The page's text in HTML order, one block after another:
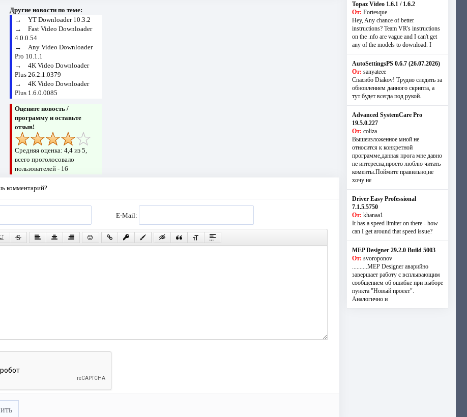
Другие новости по теме:
→YT Downloader 10.3.2
→Fast Video Downloader
4.0.0.54
→Any Video Downloader
Pro 10.1.1
→4K Video Downloader
Plus 26.2.1.0379
→4K Video Downloader
Plus 1.6.0.0085
Оцените новость /
программу и оставьте
отзыв!
Средняя оценка:4,4 из 5,
всего проголосовало
пользователей - 16
комментарий?
E-Mail:
Topaz Video 1.6.1 / 1.6.2
От: Fortesque
Hey, Any chance of better
instructions? Team VR's instructions
on the .nfo are vague and I can't get
any of the models to download. I
AutoSettingsPS 0.6.7 (26.07.2026)
От: sanyateee
Спасибо Diakov! Трудно следить за
обновлением данного скрипта, а
тут будет всегда под рукой.
Advanced SystemCare Pro
19.5.0.227
От: coliza
Вышеизложенное мной не
относится к конкретной
программе,данная прога мне давно
не интересна,просто люблю читать
коменты.Поймите правильно,не
хочу не
Driver Easy Professional
7.1.5.5750
От: khanaa1
It has a speed limiter on there - how
can I get around that speed issue?
MEP Designer 29.2.0 Build 5003
От: svoroponov
..........MEP Designer аварийно
завершает работу с всплывающим
сообщением об ошибке при выборе
пункта "Новый проект".
Аналогично и